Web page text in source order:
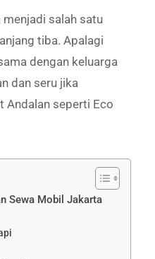
salah satu
tiba. Apalagi
dengan keluarga
dan seru jika
Andalan seperti Eco
Sewa Mobil Jakarta